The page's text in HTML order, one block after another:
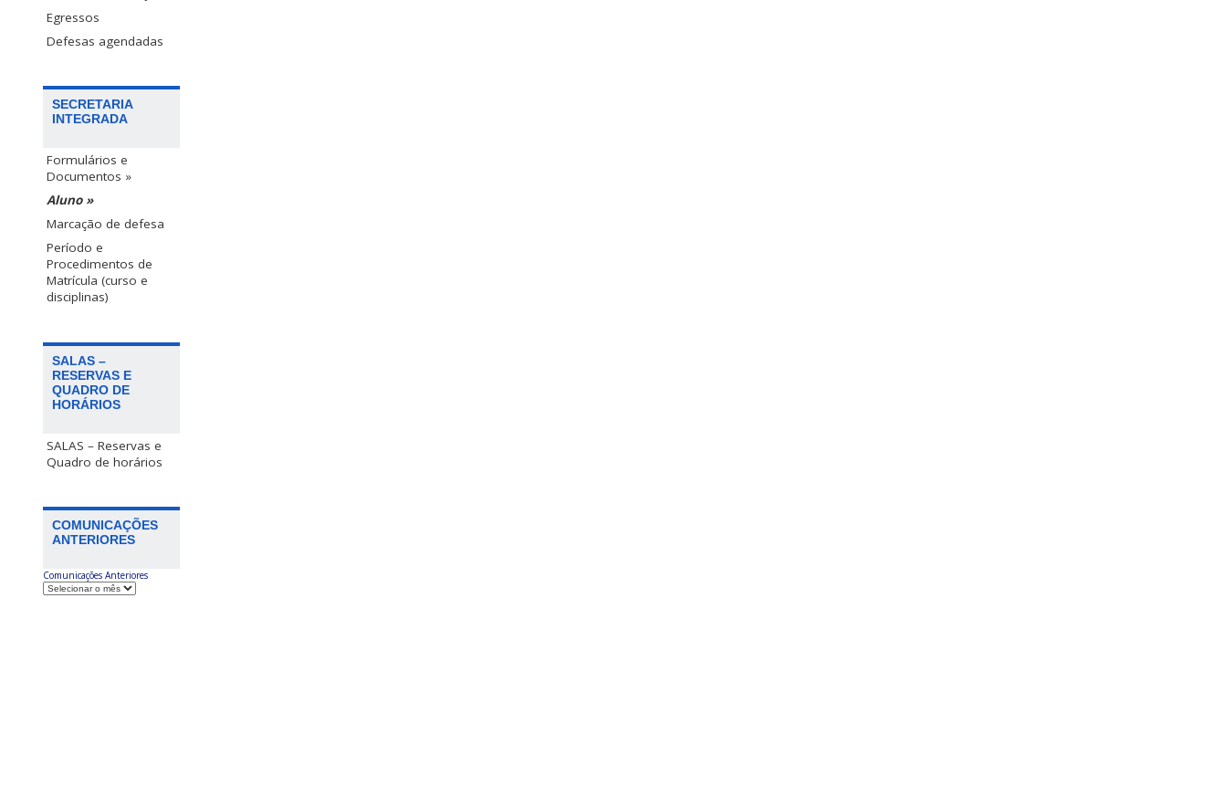
Egressos
Defesas agendadas
SECRETARIA
INTEGRADA
Formulários e
Documentos »
Aluno »
Marcação de defesa
Período e
Procedimentos de
Matrícula (curso e
disciplinas)
SALAS –
RESERVAS E
QUADRO DE
HORÁRIOS
SALAS – Reservas e
Quadro de horários
COMUNICAÇÕES
ANTERIORES
Comunicações Anteriores